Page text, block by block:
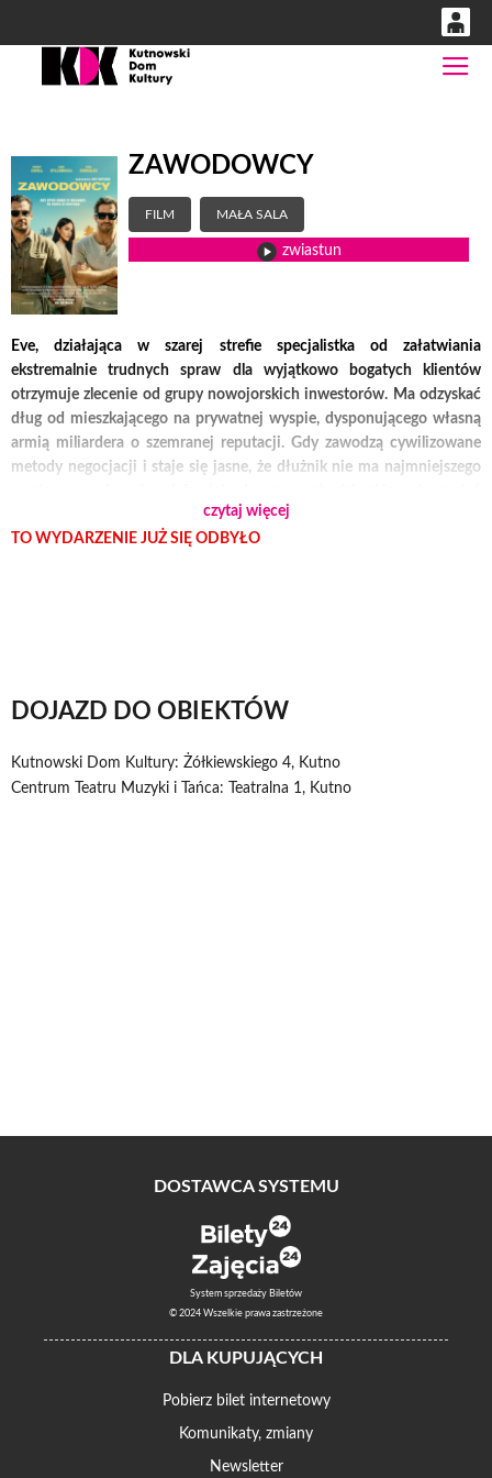
14 53
ZAWODOWCY
FILM MAŁA SALA
zwiastun
Eve, działająca w szarej strefie specjalistka od załatwiania
ekstremalnie trudnych spraw dla wyjątkowo bogatych klientów
otrzymuje zlecenie od grupy nowojorskich inwestorów. Ma odzyskać
dług od mieszkającego na prywatnej wyspie, dysponującego własną
armią miliardera o szemranej reputacji. Gdy zawodzą cywilizowane
metody negocjacji i staje się jasne, że dłużnik nie ma najmniejszego
czytaj więcej
TO WYDARZENIE JUŻ SIĘ ODBYŁO
DOJAZD DO OBIEKTÓW
Kutnowski Dom Kultury: Żółkiewskiego 4, Kutno
Centrum Teatru Muzyki i Tańca: Teatralna 1, Kutno
DOSTAWCA SYSTEMU
System sprzedaży Biletów
© 2024 Wszelkie prawa zastrzeżone
DLA KUPUJĄCYCH
Pobierz bilet internetowy
Komunikaty, zmiany
Newsletter